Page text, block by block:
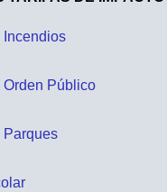
Incendios
Orden Público
Parques